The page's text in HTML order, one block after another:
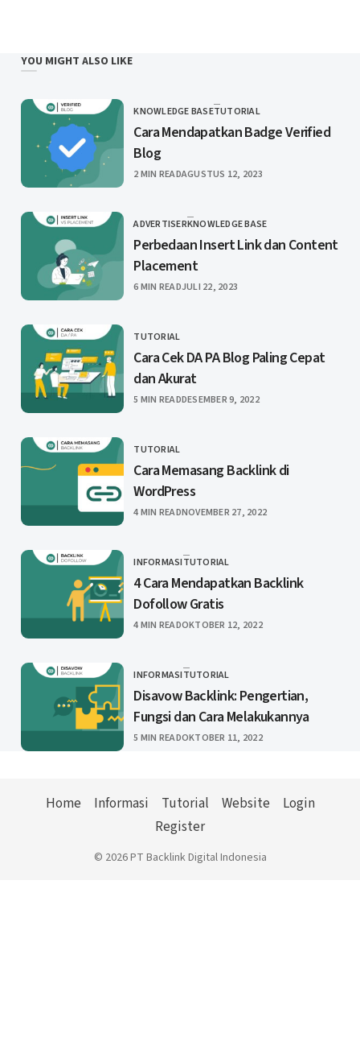
YOU MIGHT ALSO LIKE
CATEGORY
KNOWLEDGE BASETUTORIAL
Cara Mendapatkan Badge Verified
Blog
2 MIN READPUBLISHED
AGUSTUS 12, 2023
CATEGORY
ADVERTISERKNOWLEDGE BASE
Perbedaan Insert Link dan Content
Placement
6 MIN READPUBLISHED
JULI 22, 2023
CATEGORY
TUTORIAL
Cara Cek DA PA Blog Paling Cepat
dan Akurat
5 MIN READPUBLISHED
DESEMBER 9, 2022
CATEGORY
TUTORIAL
Cara Memasang Backlink di
WordPress
4 MIN READPUBLISHED
NOVEMBER 27, 2022
CATEGORY
INFORMASITUTORIAL
4 Cara Mendapatkan Backlink
Dofollow Gratis
4 MIN READPUBLISHED
OKTOBER 12, 2022
CATEGORY
INFORMASITUTORIAL
Disavow Backlink: Pengertian,
Fungsi dan Cara Melakukannya
5 MIN READPUBLISHED
OKTOBER 11, 2022
Home Informasi Tutorial Website
Login
Register
© 2026 PT Backlink Digital Indonesia